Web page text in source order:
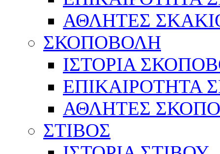
ΑΘΛΗΤΕΣ
ΣΚΟΠΟΒΟΛΗ
ΙΣΤΟΡΙΑ
ΕΠΙΚΑΙΡΟΤΗΤΑ
ΑΘΛΗΤΕΣ
ΣΤΙΒΟΣ